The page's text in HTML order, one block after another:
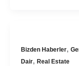
Bizden Haberler,
Dair, Real Estate